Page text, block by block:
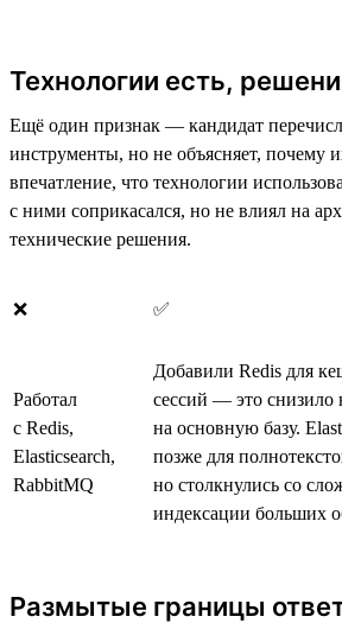
Технологии есть,
Ещё один признак — кандидат
инструменты, но не объясняет, почему
впечатление, что технологии
с ними соприкасался, но не влиял на
технические решения.
❌ ✅
Работал
с Redis,
Elasticsearch,
RabbitMQ
Добавили Redis для
сессий — это снизило
на основную базу.
позже для
но столкнулись со
индексации больших
Размытые границы